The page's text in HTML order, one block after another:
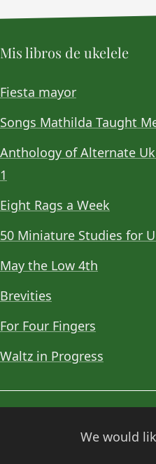
Mis libros de ukelele
Fiesta mayor
Songs Mathilda Taught
Anthology of Alternate
1
Eight Rags a Week
50 Miniature Studies for
May the Low 4th
Brevities
For Four Fingers
Waltz in Progress
We would